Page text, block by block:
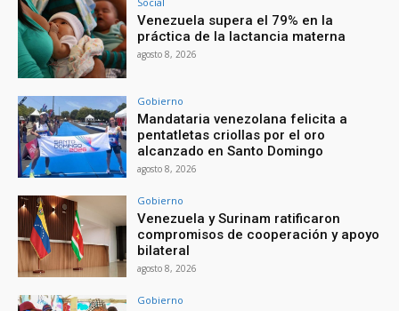
Venezuela supera el 79% en la
práctica de la lactancia materna
agosto 8, 2026
Gobierno
Mandataria venezolana felicita a
pentatletas criollas por el oro
alcanzado en Santo Domingo
agosto 8, 2026
Gobierno
Venezuela y Surinam ratificaron
compromisos de cooperación y apoyo
bilateral
agosto 8, 2026
Gobierno